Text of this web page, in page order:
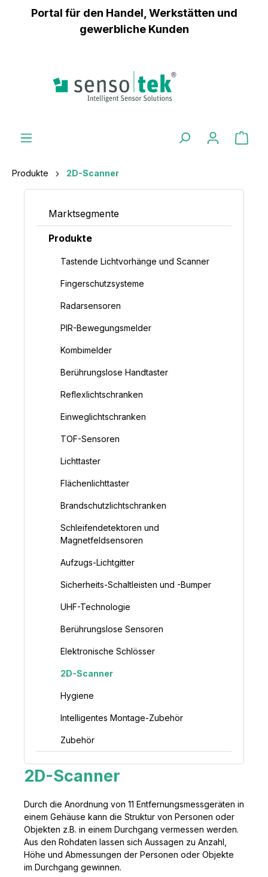
springen
Portal für den Handel, Werkstätten und
gewerbliche Kunden
Produkte 2D-Scanner
Marktsegmente
Produkte
Tastende Lichtvorhänge und Scanner
Fingerschutzsysteme
Radarsensoren
PIR-Bewegungsmelder
Kombimelder
Berührungslose Handtaster
Reflexlichtschranken
Einweglichtschranken
TOF-Sensoren
Lichttaster
Flächenlichttaster
Brandschutzlichtschranken
Schleifendetektoren und
Magnetfeldsensoren
Aufzugs-Lichtgitter
Sicherheits-Schaltleisten und -Bumper
UHF-Technologie
Berührungslose Sensoren
Elektronische Schlösser
2D-Scanner
Hygiene
Intelligentes Montage-Zubehör
Zubehör
2D-Scanner
Durch die Anordnung von 11 Entfernungsmessgeräten in
einem Gehäuse kann die Struktur von Personen oder
Objekten z.B. in einem Durchgang vermessen werden.
Aus den Rohdaten lassen sich Aussagen zu Anzahl,
Höhe und Abmessungen der Personen oder Objekte
im Durchgang gewinnen.